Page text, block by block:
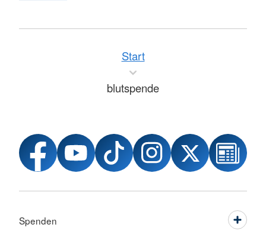
Start
blutspende
Spenden